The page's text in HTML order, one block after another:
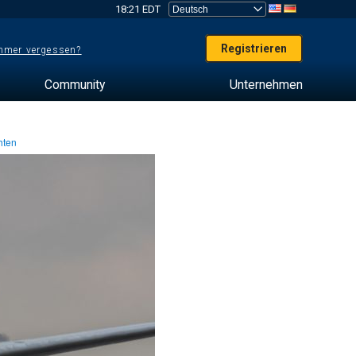
18:21 EDT
vergessen? Registrieren
Community Unternehmen